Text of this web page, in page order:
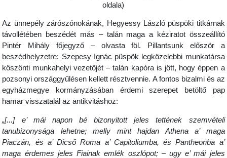
oldala)
Az ünnepély zárószónokának, Hegyessy László püspöki titkárnak
távollétében beszédét más – talán maga a kéziratot összeállító
Pintér Mihály főjegyző – olvasta föl. Pillantsunk először a
beszédhelyzetre: Szepesy Ignác püspök legközelebbi munkatársa
köszönti munkahelyi vezetőjét – talán kapóra is jött, hogy éppen a
pozsonyi országgyűlésen kellett résztvennie. A fontos bizalmi és az
egyházmegye kormányzásában érdemi szerepet betöltő pap
hamar visszatalál az antikvitáshoz:
„[...] e’ mái napon bé bizonyitott jeles tettének szemvételi
tanubizonysága lehetne; melly mint hajdan Athena a’ maga
Piaczán, és a’ Dicső Roma a’ Capitoliumba, és Pantheonba a’
maga érdemes jeles Fiainak emlék oszlópot; – ugy e’ mái jeles